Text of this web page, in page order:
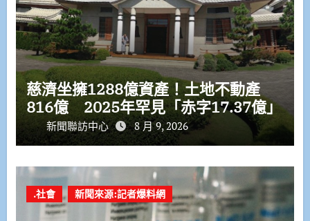
慈濟坐擁1288億資產！土地不動產
816億 2025年罕見「赤字17.37億」
新聞聯訪中心 8 月 9, 2026
.社會 新聞來源:記者爆料網